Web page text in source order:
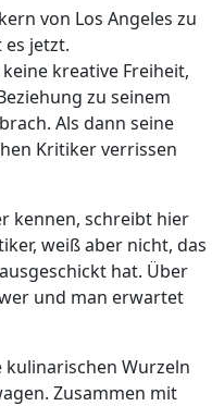
von Los Angeles zu
es jetzt.
kreative Freiheit,
zu seinem
Als dann seine
Kritiker verrissen
kennen, schreibt hier
weiß aber nicht, das
hat. Über
und man erwartet
kulinarischen Wurzeln
Zusammen mit